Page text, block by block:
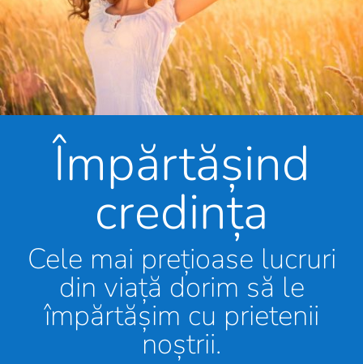
Împărtășind
credința
Cele mai prețioase lucruri
din viață dorim să le
împărtășim cu prietenii
noștrii.